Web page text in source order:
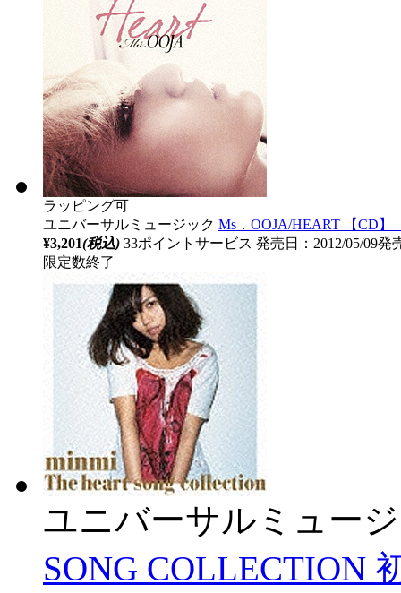
ラッピング可
ユニバーサルミュージック Ms．OOJA/HEART 【CD】
¥3,201(税込) 33ポイントサービス 発売日：2012/05/09発
限定数終了
ユニバーサルミュー
SONG COLLECTION